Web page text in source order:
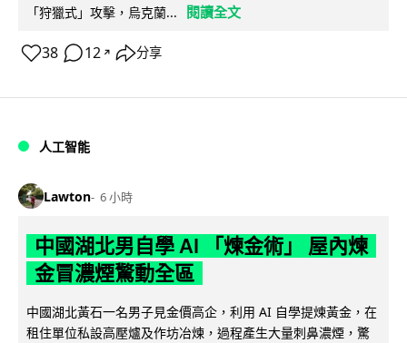
「狩獵式」攻擊，烏克蘭...
閱讀全文
38 12 ↗ 分享
人工智能
Lawton 6 小時
中國湖北男自學 AI 「煉金術」 屋內煉
金冒濃煙驚動全區
中國湖北黃石一名男子見金價高企，利用 AI 自學提煉黃金，在
租住單位私設高壓爐及作坊冶煉，過程產生大量刺鼻濃煙，驚